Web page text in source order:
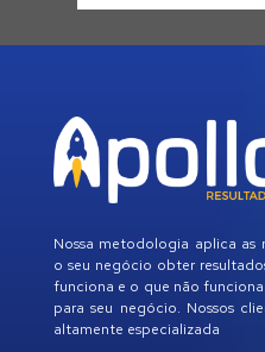
Nossa metodologia aplica as
o seu negócio obter
funciona e o que não
para seu negócio. Nossos
altamente especializada